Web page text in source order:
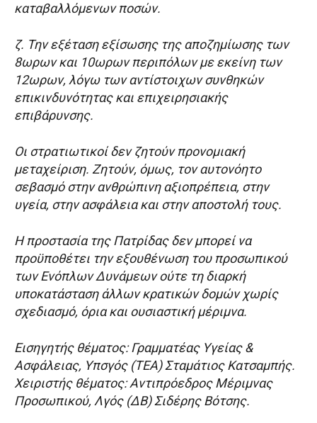
καταβαλλόμενων ποσών.
ζ. Την εξέταση εξίσωσης της αποζημίωσης των
8ωρων και 10ωρων περιπόλων με εκείνη των
12ωρων, λόγω των αντίστοιχων συνθηκών
επικινδυνότητας και επιχειρησιακής
επιβάρυνσης.
Οι στρατιωτικοί δεν ζητούν προνομιακή
μεταχείριση. Ζητούν, όμως, τον αυτονόητο
σεβασμό στην ανθρώπινη αξιοπρέπεια, στην
υγεία, στην ασφάλεια και στην αποστολή τους.
Η προστασία της Πατρίδας δεν μπορεί να
προϋποθέτει την εξουθένωση του προσωπικού
των Ενόπλων Δυνάμεων ούτε τη διαρκή
υποκατάσταση άλλων κρατικών δομών χωρίς
σχεδιασμό, όρια και ουσιαστική μέριμνα.
Εισηγητής θέματος: Γραμματέας Υγείας &
Ασφάλειας, Υπσγός (ΤΕΑ) Σταμάτιος Κατσαμπής.
Χειριστής θέματος: Αντιπρόεδρος Μέριμνας
Προσωπικού, Λγός (ΔΒ) Σιδέρης Βότσης.